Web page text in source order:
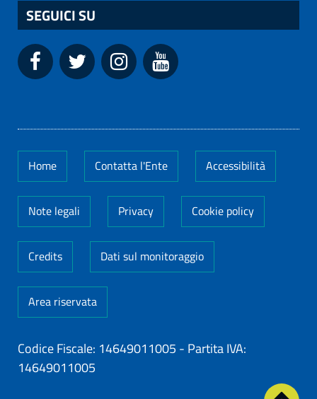
SEGUICI SU
Home Contatta l'Ente Accessibilità
Note legali Privacy Cookie policy
Credits Dati sul monitoraggio
Area riservata
Codice Fiscale: 14649011005 - Partita IVA:
14649011005